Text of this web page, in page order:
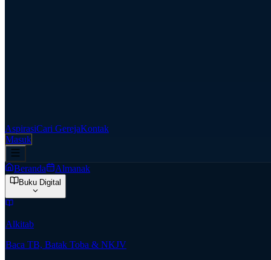
AspirasiCari GerejaKontak
Masuk
Beranda Almanak
Buku Digital
Alkitab
Baca TB, Batak Toba & NKJV